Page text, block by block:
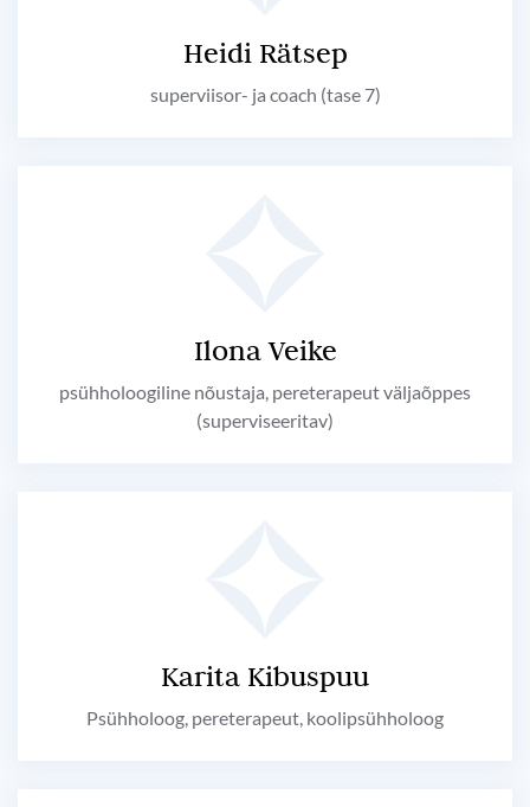
Heidi Rätsep
superviisor- ja coach (tase 7)
Ilona Veike
psühholoogiline nõustaja, pereterapeut väljaõppes
(superviseeritav)
Karita Kibuspuu
Psühholoog, pereterapeut, koolipsühholoog